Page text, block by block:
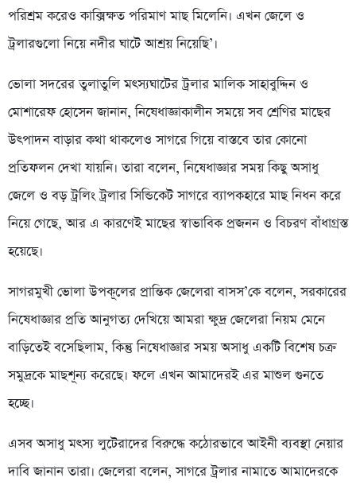
পরিশ্রম করেও কাক্সিক্ষত পরিমাণ মাছ মিলেনি। এখন জেলে ও
ট্রলারগুলো নিয়ে নদীর ঘাটে আশ্রয় নিয়েছি’।
ভোলা সদরের তুলাতুলি মৎস্যঘাটের ট্রলার মালিক সাহাবুদ্দিন ও
মোশারেফ হোসেন জানান, নিষেধাজ্ঞাকালীন সময়ে সব শ্রেণির মাছের
উৎপাদন বাড়ার কথা থাকলেও সাগরে গিয়ে বাস্তবে তার কোনো
প্রতিফলন দেখা যায়নি। তারা বলেন, নিষেধাজ্ঞার সময় কিছু অসাধু
জেলে ও বড় ট্রলিং ট্রলার সিন্ডিকেট সাগরে ব্যাপকহারে মাছ নিধন করে
নিয়ে গেছে, আর এ কারণেই মাছের স্বাভাবিক প্রজনন ও বিচরণ বাঁধাগ্রস্ত
হয়েছে।
সাগরমুখী ভোলা উপকূলের প্রান্তিক জেলেরা বাসস’কে বলেন, সরকারের
নিষেধাজ্ঞার প্রতি আনুগত্য দেখিয়ে আমরা ক্ষুদ্র জেলেরা নিয়ম মেনে
বাড়িতেই বসেছিলাম, কিন্তু নিষেধাজ্ঞার সময় অসাধু একটি বিশেষ চক্র
সমুদ্রকে মাছশূন্য করেছে। ফলে এখন আমাদেরই এর মাশুল গুনতে
হচ্ছে।
এসব অসাধু মৎস্য লুটেরাদের বিরুদ্ধে কঠোরভাবে আইনী ব্যবস্থা নেয়ার
দাবি জানান তারা। জেলেরা বলেন, সাগরে ট্রলার নামাতে আমাদেরকে